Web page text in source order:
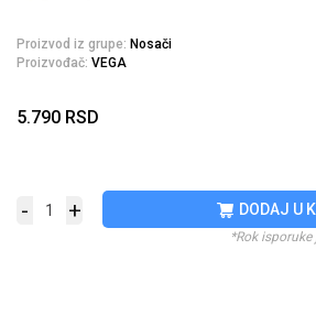
Proizvod iz grupe: Nosači
Proizvođač: VEGA
5.790 RSD
- + DODAJ U
*Rok